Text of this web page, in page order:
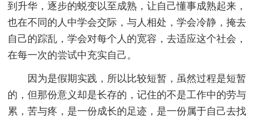
到升华，逐步的蜕变以至成熟，让自己懂事成熟起来，
也在不同的人中学会交际，与人相处，学会冷静，掩去
自己的踪乱，学会对每个人的宽容，去适应这个社会，
在每一次的尝试中充实自己。
因为是假期实践，所以比较短暂，虽然过程是短暂
的，但那份意义却是长存的，记住的不是工作中的劳与
累，苦与疼，是一份成长的足迹，是一份属于自己去找